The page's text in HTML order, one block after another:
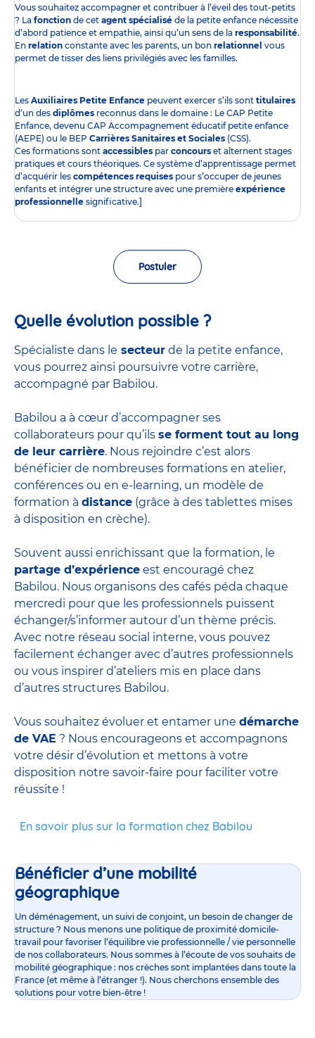
Vous souhaitez accompagner et contribuer à l’éveil des tout-petits
? La fonction de cet agent spécialisé de la petite enfance nécessite
d’abord patience et empathie, ainsi qu’un sens de la responsabilité.
En relation constante avec les parents, un bon relationnel vous
permet de tisser des liens privilégiés avec les familles.
Les Auxiliaires Petite Enfance peuvent exercer s’ils sont titulaires
d’un des diplômes reconnus dans le domaine : Le CAP Petite
Enfance, devenu CAP Accompagnement éducatif petite enfance
(AEPE) ou le BEP Carrières Sanitaires et Sociales (CSS).
Ces formations sont accessibles par concours et alternent stages
pratiques et cours théoriques. Ce système d’apprentissage permet
d’acquérir les compétences requises pour s’occuper de jeunes
enfants et intégrer une structure avec une première expérience
professionnelle significative.]
Postuler
Quelle évolution possible ?
Spécialiste dans le secteur de la petite enfance,
vous pourrez ainsi poursuivre votre carrière,
accompagné par Babilou.
Babilou a à cœur d’accompagner ses
collaborateurs pour qu’ils se forment tout au long
de leur carrière. Nous rejoindre c’est alors
bénéficier de nombreuses formations en atelier,
conférences ou en e-learning, un modèle de
formation à distance (grâce à des tablettes mises
à disposition en crèche).
Souvent aussi enrichissant que la formation, le
partage d’expérience est encouragé chez
Babilou. Nous organisons des cafés péda chaque
mercredi pour que les professionnels puissent
échanger/s’informer autour d’un thème précis.
Avec notre réseau social interne, vous pouvez
facilement échanger avec d’autres professionnels
ou vous inspirer d’ateliers mis en place dans
d’autres structures Babilou.
Vous souhaitez évoluer et entamer une démarche
de VAE ? Nous encourageons et accompagnons
votre désir d’évolution et mettons à votre
disposition notre savoir-faire pour faciliter votre
réussite !
En savoir plus sur la formation chez Babilou
Bénéficier d’une mobilité
géographique
Un déménagement, un suivi de conjoint, un besoin de changer de
structure ? Nous menons une politique de proximité domicile-
travail pour favoriser l’équilibre vie professionnelle / vie personnelle
de nos collaborateurs. Nous sommes à l’écoute de vos souhaits de
mobilité géographique : nos crèches sont implantées dans toute la
France (et même à l’étranger !). Nous cherchons ensemble des
solutions pour votre bien-être !